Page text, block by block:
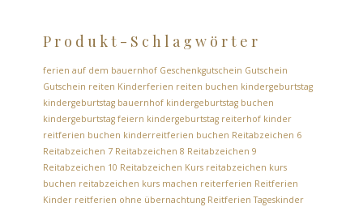
Produkt-Schlagwörter
ferien auf dem bauernhof Geschenkgutschein Gutschein
Gutschein reiten Kinderferien reiten buchen kindergeburtstag
kindergeburtstag bauernhof kindergeburtstag buchen
kindergeburtstag feiern kindergeburtstag reiterhof kinder
reitferien buchen kinderreitferien buchen Reitabzeichen 6
Reitabzeichen 7 Reitabzeichen 8 Reitabzeichen 9
Reitabzeichen 10 Reitabzeichen Kurs reitabzeichen kurs
buchen reitabzeichen kurs machen reiterferien Reitferien
Kinder reitferien ohne übernachtung Reitferien Tageskinder